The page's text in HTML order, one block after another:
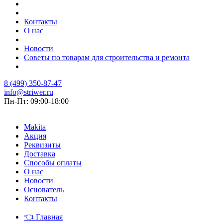
Контакты
О нас
Новости
Советы по товарам для строительства и ремонта
8 (499) 350-87-47
info@striwer.ru
Пн-Пт: 09:00-18:00
Makita
Акция
Реквизиты
Доставка
Способы оплаты
О нас
Новости
Основатель
Контакты
👈 Главная